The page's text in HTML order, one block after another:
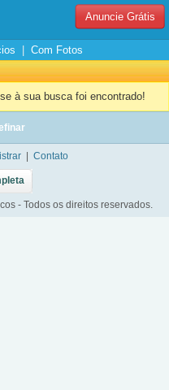
Anuncie Grátis
Com Fotos
à sua busca foi encontrado!
Contato
- Todos os direitos reservados.